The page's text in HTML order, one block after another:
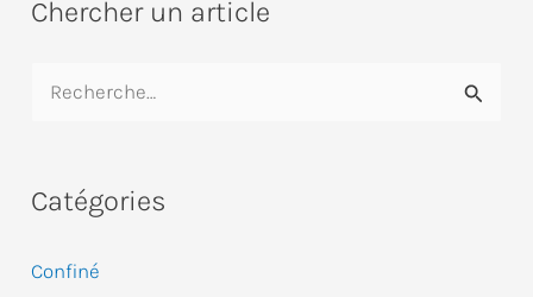
Chercher un article
h
r
Catégories
Confiné